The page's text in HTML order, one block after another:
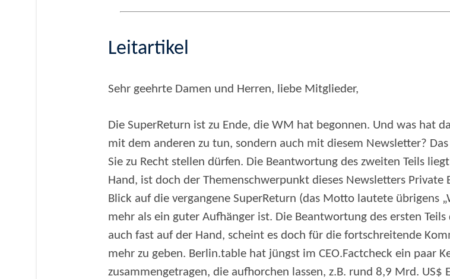
Leitartikel
Sehr geehrte Damen und Herren, liebe Mitglieder,
Die SuperReturn ist zu Ende, die WM hat begonnen. Und was hat
mit dem anderen zu tun, sondern auch mit diesem Newsletter?
Sie zu Recht stellen dürfen. Die Beantwortung des zweiten Teils
Hand, ist doch der Themenschwerpunkt dieses Newsletters Private
Blick auf die vergangene SuperReturn (das Motto lautete übrigens
mehr als ein guter Aufhänger ist. Die Beantwortung des ersten Teils
auch fast auf der Hand, scheint es doch für die fortschreitende
mehr zu geben. Berlin.table hat jüngst im CEO.Factcheck ein paar
zusammengetragen, die aufhorchen lassen, z.B. rund 8,9 Mrd.